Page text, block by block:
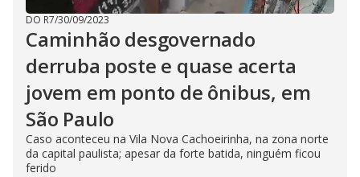
DO R7/30/09/2023
Caminhão desgovernado
derruba poste e quase acerta
jovem em ponto de ônibus, em
São Paulo
Caso aconteceu na Vila Nova Cachoeirinha, na zona norte
da capital paulista; apesar da forte batida, ninguém ficou
ferido